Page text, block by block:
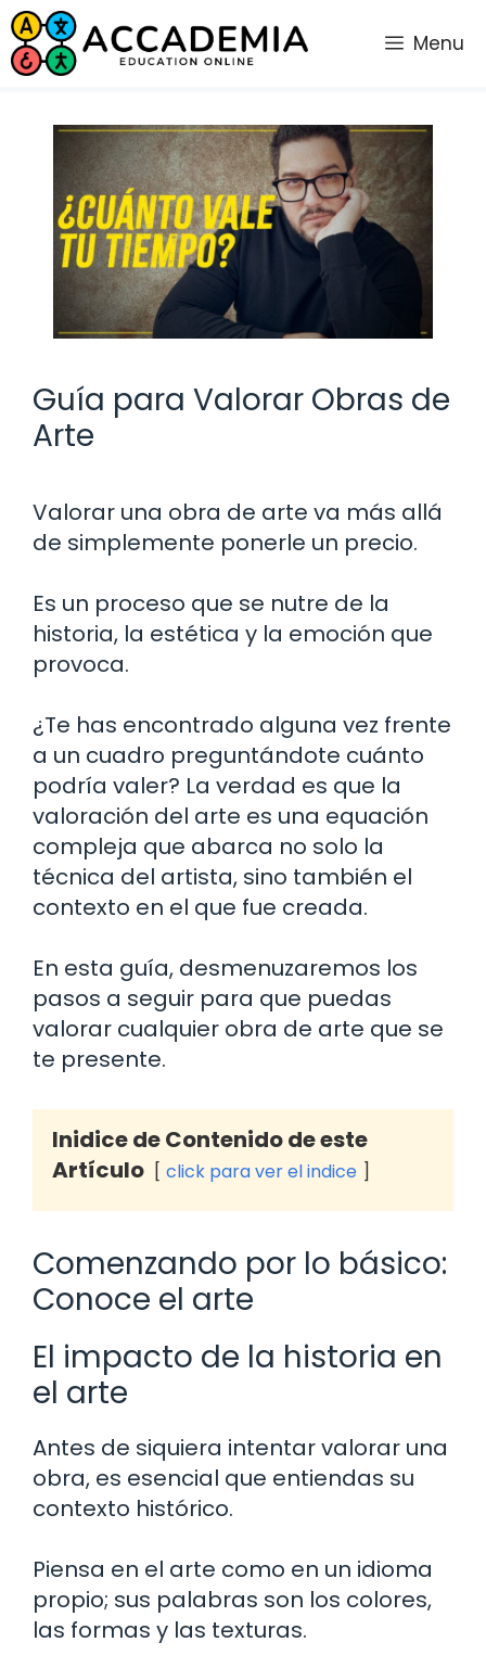
Saltar
al
contenido
Menu
Guía para Valorar Obras de
Arte
Valorar una obra de arte va más allá
de simplemente ponerle un precio.
Es un proceso que se nutre de la
historia, la estética y la emoción que
provoca.
¿Te has encontrado alguna vez frente
a un cuadro preguntándote cuánto
podría valer? La verdad es que la
valoración del arte es una equación
compleja que abarca no solo la
técnica del artista, sino también el
contexto en el que fue creada.
En esta guía, desmenuzaremos los
pasos a seguir para que puedas
valorar cualquier obra de arte que se
te presente.
Inidice de Contenido de este
Artículo
click para ver el indice
Comenzando por lo básico:
Conoce el arte
El impacto de la historia en
el arte
Antes de siquiera intentar valorar una
obra, es esencial que entiendas su
contexto histórico.
Piensa en el arte como en un idioma
propio; sus palabras son los colores,
las formas y las texturas.